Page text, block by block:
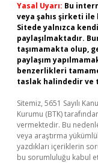
Yasal Uyarı: Bu
veya şahıs şirketi ile
Sitede yalnızca
paylaşılmaktadır.
taşımamakta olup,
paylaşım
benzerlikleri
taslak halindedir ve
Sitemiz, 5651 Sayılı
Kurumu (BTK)
vermektedir. Bu
veya araştırma
yazdıkları içeriklerin
bu sorumluluğu kabul